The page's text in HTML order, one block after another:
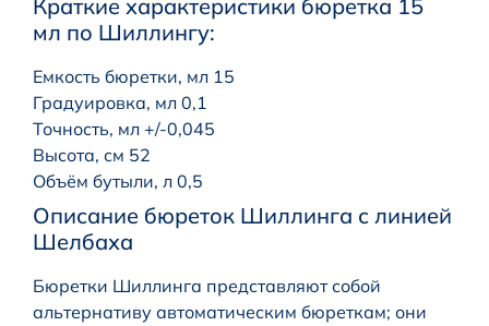
Краткие характеристики бюретка 15
мл по Шиллингу:
Емкость бюретки, мл 15
Градуировка, мл 0,1
Точность, мл +/-0,045
Высота, см 52
Объём бутыли, л 0,5
Описание бюреток Шиллинга с линией
Шелбаха
Бюретки Шиллинга представляют собой
альтернативу автоматическим бюреткам; они